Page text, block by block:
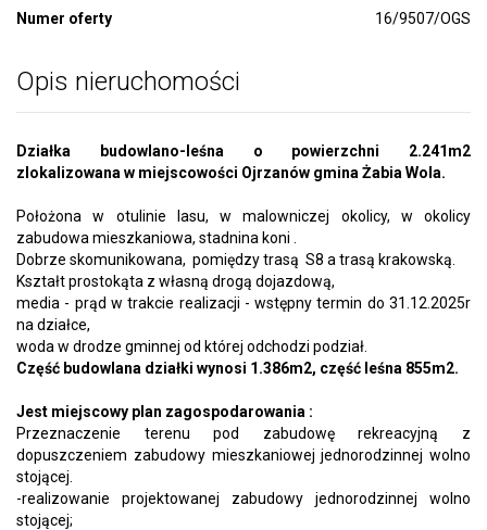
Numer oferty
16/9507/OGS
Opis nieruchomości
Działka budowlano-leśna o powierzchni 2.241m2
zlokalizowana w miejscowości Ojrzanów gmina Żabia Wola.
Położona w otulinie lasu, w malowniczej okolicy, w okolicy
zabudowa mieszkaniowa, stadnina koni .
Dobrze skomunikowana, pomiędzy trasą S8 a trasą krakowską.
Kształt prostokąta z własną drogą dojazdową,
media - prąd w trakcie realizacji - wstępny termin do 31.12.2025r
na działce,
woda w drodze gminnej od której odchodzi podział.
Część budowlana działki wynosi 1.386m2, część leśna 855m2.
Jest miejscowy plan zagospodarowania :
Przeznaczenie terenu pod zabudowę rekreacyjną z
dopuszczeniem zabudowy mieszkaniowej jednorodzinnej wolno
stojącej.
-realizowanie projektowanej zabudowy jednorodzinnej wolno
stojącej;